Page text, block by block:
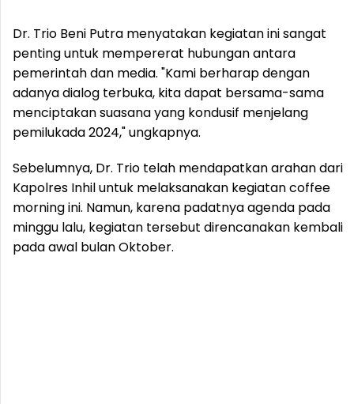
Dr. Trio Beni Putra menyatakan kegiatan ini sangat
penting untuk mempererat hubungan antara
pemerintah dan media. "Kami berharap dengan
adanya dialog terbuka, kita dapat bersama-sama
menciptakan suasana yang kondusif menjelang
pemilukada 2024," ungkapnya.
Sebelumnya, Dr. Trio telah mendapatkan arahan dari
Kapolres Inhil untuk melaksanakan kegiatan coffee
morning ini. Namun, karena padatnya agenda pada
minggu lalu, kegiatan tersebut direncanakan kembali
pada awal bulan Oktober.